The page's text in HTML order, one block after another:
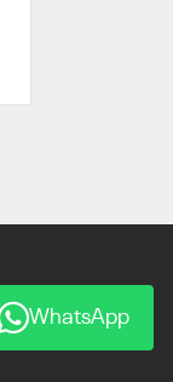
WhatsApp